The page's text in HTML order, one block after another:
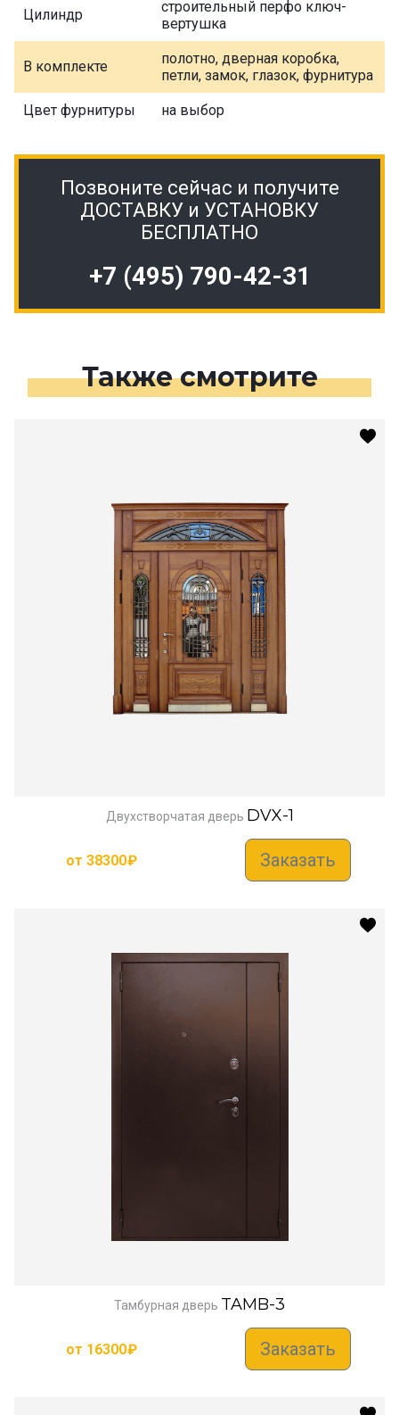
Цилиндр
строительный перфо ключ-
вертушка
В комплекте
полотно, дверная коробка,
петли, замок, глазок, фурнитура
Цвет фурнитуры на выбор
Позвоните сейчас и получите
ДОСТАВКУ и УСТАНОВКУ
БЕСПЛАТНО
+7 (495) 790-42-31
Также смотрите
Двухстворчатая дверь DVX-1
от 38300₽ Заказать
Тамбурная дверь TAMB-3
от 16300₽ Заказать